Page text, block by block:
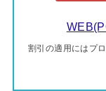
割引の適用にはプ